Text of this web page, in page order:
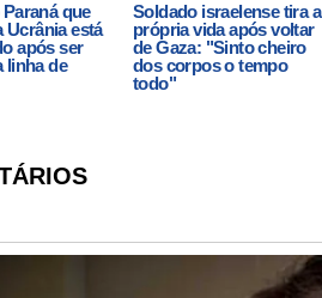
que
Ucrânia está
após ser
linha de
Soldado israelense tira a
própria vida após voltar
de Gaza: "Sinto cheiro
dos corpos o tempo
todo"